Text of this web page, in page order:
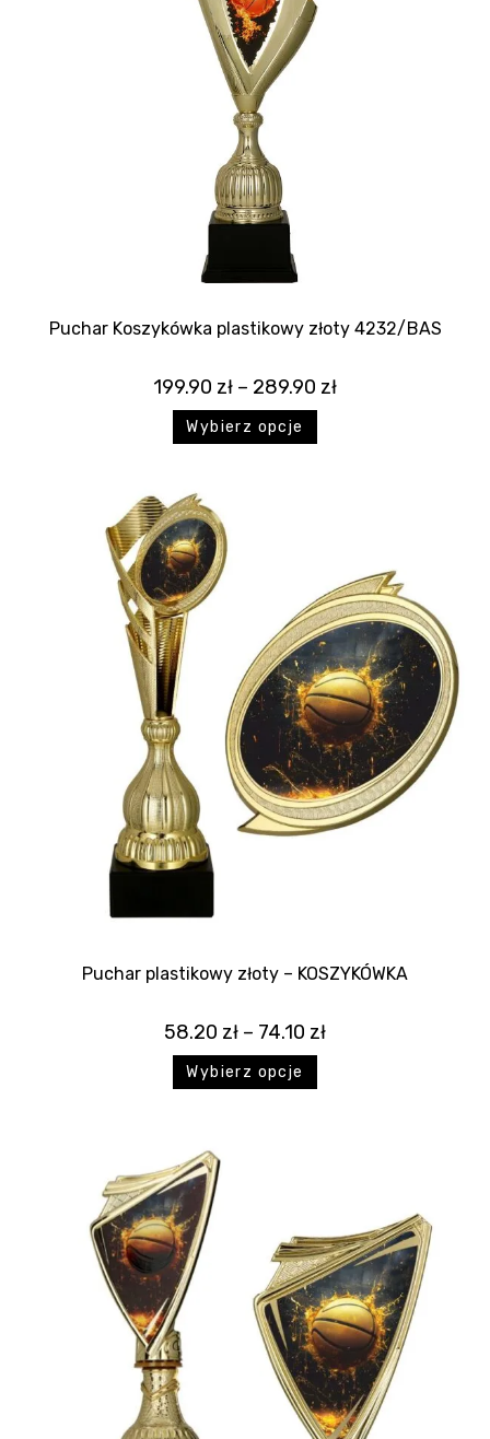
Puchar Koszykówka plastikowy złoty 4232/BAS
199.90 zł – 289.90 zł
Wybierz opcje
Puchar plastikowy złoty – KOSZYKÓWKA
58.20 zł – 74.10 zł
Wybierz opcje